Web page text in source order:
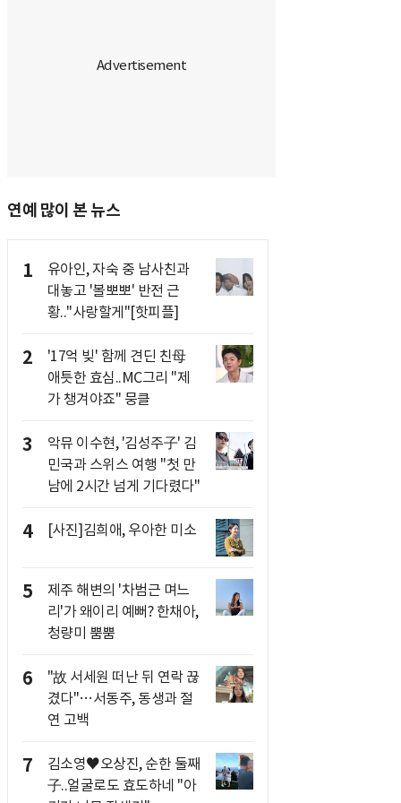
연예 많이 본 뉴스
1
유아인, 자숙 중 남사친과
대놓고 '볼뽀뽀' 반전 근
황.."사랑할게"[핫피플]
2
'17억 빚' 함께 견딘 친母
애틋한 효심..MC그리 "제
가 챙겨야죠" 뭉클
3
악뮤 이수현, '김성주子' 김
민국과 스위스 여행 "첫 만
남에 2시간 넘게 기다렸다"
4 [사진]김희애, 우아한 미소
5
제주 해변의 '차범근 며느
리'가 왜이리 예뻐? 한채아,
청량미 뿜뿜
6
"故 서세원 떠난 뒤 연락 끊
겼다"…서동주, 동생과 절
연 고백
7
김소영♥오상진, 순한 둘째
子..얼굴로도 효도하네 "아